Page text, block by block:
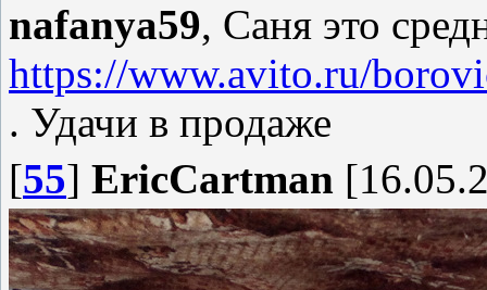
nafanya59, Саня это
https://www.avito.ru/
. Удачи в продаже
[55] EricCartman